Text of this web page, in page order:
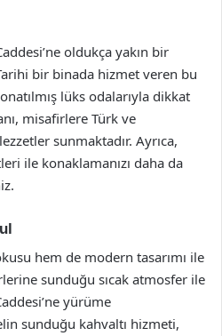
oldukça yakın bir
bir binada hizmet veren bu
lüks odalarıyla dikkat
misafirlere Türk ve
sunmaktadır. Ayrıca,
ile konaklamanızı daha da
hem de modern tasarımı ile
sunduğu sıcak atmosfer ile
yürüme
sunduğu kahvaltı hizmeti,